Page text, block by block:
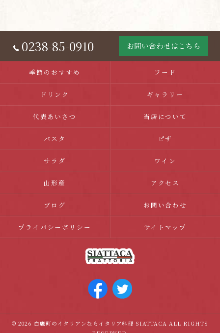
0238-85-0910 お問い合わせはこちら
季節のおすすめ フード
ドリンク ギャラリー
代表あいさつ 当店について
パスタ ピザ
サラダ ワイン
山形産 アクセス
ブログ お問い合わせ
プライバシーポリシー サイトマップ
© 2026 白鷹町のイタリアンならイタリア料理 SIATTACA ALL RIGHTS